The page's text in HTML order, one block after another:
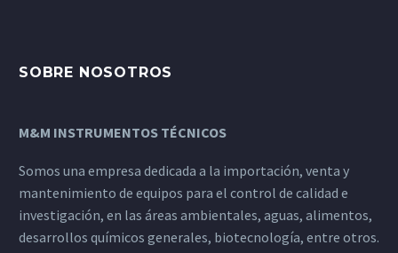
SOBRE NOSOTROS
M&M INSTRUMENTOS TÉCNICOS
Somos una empresa dedicada a la importación, venta y
mantenimiento de equipos para el control de calidad e
investigación, en las áreas ambientales, aguas, alimentos,
desarrollos químicos generales, biotecnología, entre otros.